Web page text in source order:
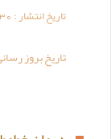
تاریخ انتشار :
تاریخ بروز